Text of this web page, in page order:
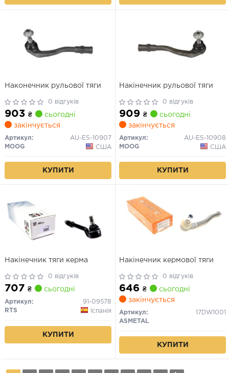
Наконечник рульової тяги
0 відгуків
903 ₴
сьогодні
закінчується
Артикул:
AU-ES-10907
MOOG
США
КУПИТИ
Накінечник рульової тяги
0 відгуків
909 ₴
сьогодні
закінчується
Артикул:
AU-ES-10908
MOOG
США
КУПИТИ
Накінечник тяги керма
0 відгуків
707 ₴ сьогодні
Артикул:
91-09578
RTS
Іспанія
КУПИТИ
Накінечник кермової тяги
0 відгуків
646 ₴
сьогодні
закінчується
Артикул:
17DW1001
ASMETAL
КУПИТИ